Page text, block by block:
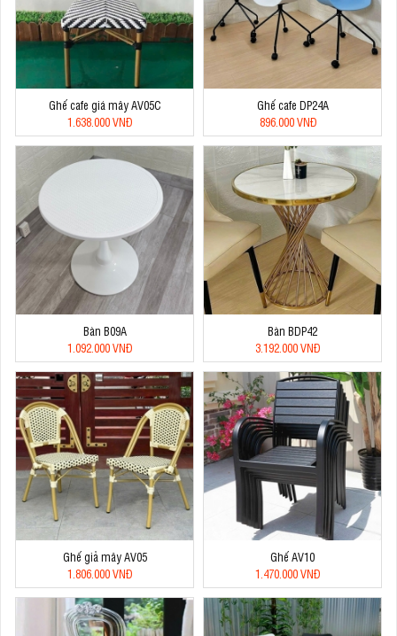
Ghế cafe giá mây AV05C
1.638.000 VNĐ
Ghế cafe DP24A
896.000 VNĐ
Bàn B09A
1.092.000 VNĐ
Bàn BDP42
3.192.000 VNĐ
Ghế giả mây AV05
1.806.000 VNĐ
Ghế AV10
1.470.000 VNĐ